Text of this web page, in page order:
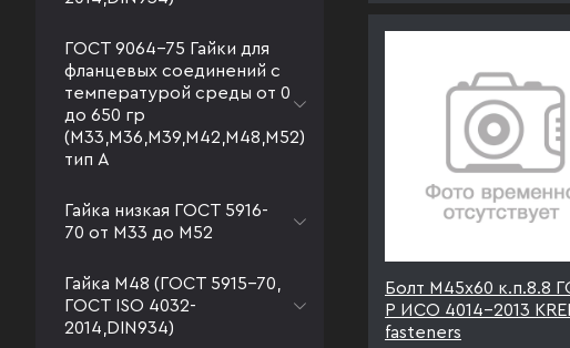
ГОСТ 9064-75 Гайки для
фланцевых соединений с
температурой среды от 0
до 650 гр
(М33,М36,М39,М42,М48,М52)
тип А
Гайка низкая ГОСТ 5916-
70 от М33 до М52
Гайка М48 (ГОСТ 5915-70,
ГОСТ ISO 4032-
2014,DIN934)
Болт М45х60 к.п.8.8
Р ИСО 4014-2013
fasteners